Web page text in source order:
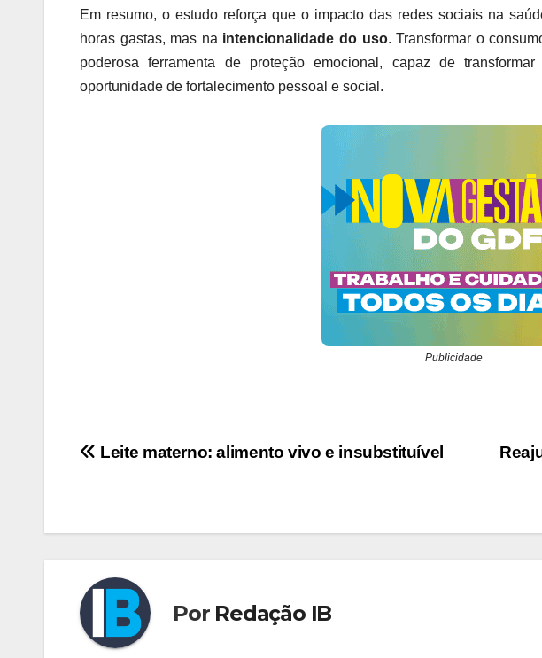
Em resumo, o estudo reforça que o impacto das redes sociais na
horas gastas, mas na intencionalidade do uso. Transformar o
poderosa ferramenta de proteção emocional, capaz de
oportunidade de fortalecimento pessoal e social.
Publicidade
Navegação
Post
Leite materno: alimento vivo e insubstituível
Por Redação IB